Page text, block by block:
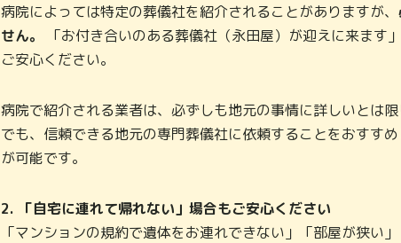
病院によっては特定の葬儀社を紹介されることがありますが、
せん。
「お付き合いのある葬儀社（永田屋）が迎えに来ま
ご安心ください。
病院で紹介される業者は、必ずしも地元の事情に詳しいとは
でも、信頼できる地元の専門葬儀社に依頼することをおすす
が可能です。
2. 「自宅に連れて帰れない」場合もご安心ください
「マンションの規約で遺体をお連れできない」「部屋が狭い